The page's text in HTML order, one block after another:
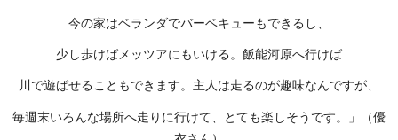
今の家はベランダでバーベキューもできるし、
少し歩けばメッツアにもいける。飯能河原へ行けば
川で遊ばせることもできます。主人は走るのが趣味なんですが、
毎週末いろんな場所へ走りに行けて、とても楽しそうです。」（優